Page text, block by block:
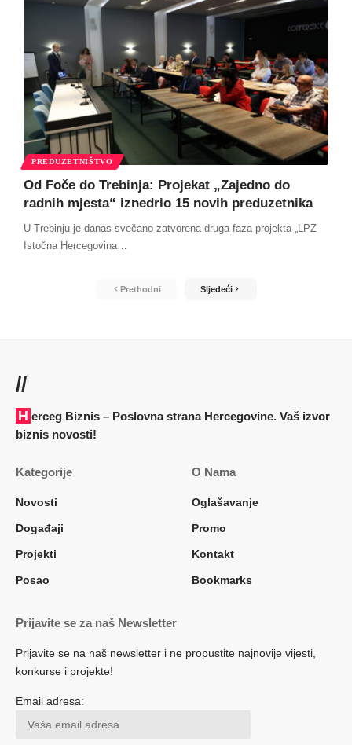
PREDUZETNIŠTVO
Od Foče do Trebinja: Projekat „Zajedno do
radnih mjesta“ iznedrio 15 novih preduzetnika
U Trebinju je danas svečano zatvorena druga faza projekta „LPZ
Istočna Hercegovina
Prethodni Sljedeći
//
Herceg Biznis – Poslovna strana Hercegovine. Vaš izvor
biznis novosti!
Kategorije
Novosti
Događaji
Projekti
Posao
O Nama
Oglašavanje
Promo
Kontakt
Bookmarks
Prijavite se za naš Newsletter
Prijavite se na naš newsletter i ne propustite najnovije vijesti,
konkurse i projekte!
Email adresa: